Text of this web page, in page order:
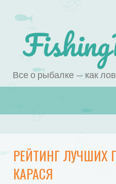
Все о рыбалке — как
РЕЙТИНГ ЛУЧШИХ
КАРАСЯ